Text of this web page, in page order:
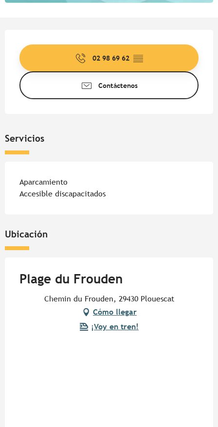
02 98 69 62 ▒▒
Contáctenos
Servicios
Aparcamiento
Accesible discapacitados
Ubicación
Plage du Frouden
Chemin du Frouden, 29430 Plouescat
Cómo llegar
¡Voy en tren!